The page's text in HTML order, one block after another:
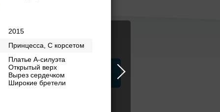
2015
Принцесса, С корсетом
Платье А-силуэта
Открытый верх
Вырез сердечком
Широкие бретели
ЗАГСы